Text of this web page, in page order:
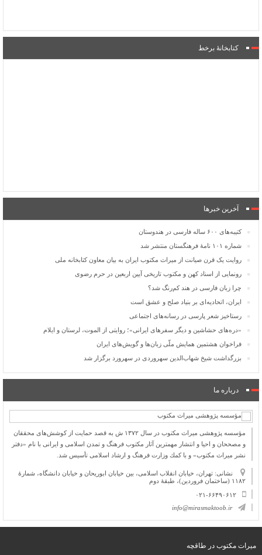
کتابخانۀ برخط
آخرین خبرها
کتیبه‌های ۶۰۰ ساله فارسی در هندوستان
شماره ۱۰۱ نامۀ فرهنگستان منتشر شد
روایت یک قرن صیانت از میراث مکتوب ایران به بیان معاون کتابخانه ملی
رونمایی از اسناد کهن و مکتوب تاریخی آیین اربعین در حرم رضوی
چرا زبان فارسی در هند کم‌رنگ شد؟
ایران، اتحادیه‌ای بر بنیاد صلح و عشق است
رستاخیز شعر پارسی در رسانه‌های اجتماعی
«دره‌های حشاشین و دیگر سفرهای ایرانی»؛ روایتی از الموت، لرستان و ایلام
فراخوان هشتمین همایش ملّی زبان‌ها و گویش‌های ایران
بزرگداشت شیخ شهاب‌الدین سهروردی در سهرورد برگزار شد
درباره ما
مؤسسه پژوهشی میراث مكتوب در سال ۱۳۷۲ ش به قصد حمایت از كوشش‌های محققان
و مصححان و احیا و انتشار مهمترین آثار مكتوب فرهنگ و تمدن اسلامی و ایرانی با نام «دفتر
نشر میراث مكتوب» و با كمك وزارت فرهنگ و ارشاد اسلامی تأسیس شد.
نشانی: تهران، خیابان انقلاب اسلامی، بین خیابان ابوریحان و خیابان دانشگاه، شمارۀ
۱۱۸۲ (ساختمان فروردین)، طبقۀ دوم
۰۲۱-۶۶۴۹۰۶۱۲
info@mirasmaktoob.ir
میرات مکتوب در طاقچه